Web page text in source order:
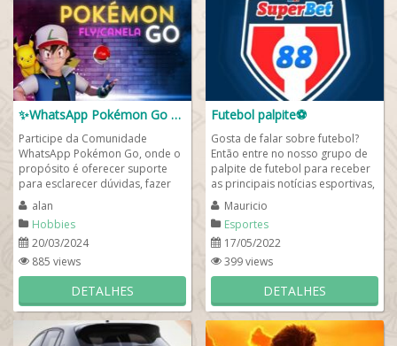
✨WhatsApp Pokémon Go 💫🦊
Participe da Comunidade
WhatsApp Pokémon Go, onde o
propósito é oferecer suporte
para esclarecer dúvidas, fazer
novas amizades, realizar trocas
de Pokémons...
alan
Hobbies
20/03/2024
885 views
DETALHES
Futebol palpite⚽
Gosta de falar sobre futebol?
Então entre no nosso grupo de
palpite de futebol para receber
as principais notícias esportivas,
falar de escalação, debater...
Mauricio
Esportes
17/05/2022
399 views
DETALHES